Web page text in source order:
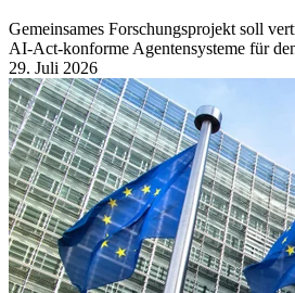
Gemeinsames Forschungsprojekt soll
AI-Act-konforme Agentensysteme für
29. Juli 2026